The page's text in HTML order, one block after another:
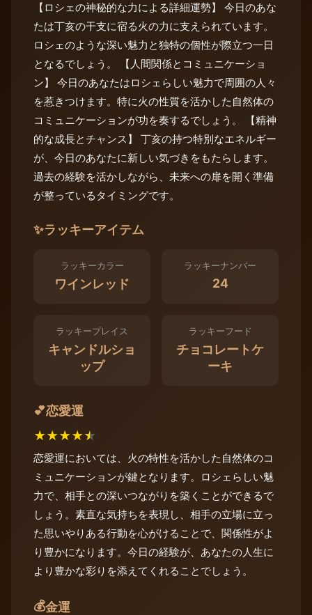
【ロシェの神秘的な力による詳細運勢】 今日のあな
たは丁亥の干支に宿る火の力に支えられています。
ロシェのような深い魅力と独特の個性が際立つ一日
となるでしょう。 【人間関係とコミュニケーショ
ン】 今日のあなたはロシェらしい魅力で周囲の人々
を惹きつけます。特に火の性質を活かした自然体の
コミュニケーションが功を奏するでしょう。 【精神
的な成長とチャンス】 丁亥の持つ特別なエネルギー
が、今日のあなたに新しい気づきをもたらします。
過去の経験を活かしながら、未来への扉を開く準備
が整っているタイミングです。
✨ラッキーアイテム
ラッキーカラー
ワインレッド
ラッキーナンバー
24
ラッキープレイス
キャンドルショ
ップ
ラッキーフード
チョコレートケ
ーキ
💕恋愛運
★★★★★
恋愛運においては、火の特性を活かした自然体のコ
ミュニケーションが鍵となります。ロシェらしい魅
力で、相手との深いつながりを築くことができるで
しょう。素直な気持ちを表現し、相手の立場に立っ
た思いやりある行動を心がけることで、関係性がよ
り豊かになります。今日の経験が、あなたの人生に
より豊かな彩りを添えてくれることでしょう。
💰金運